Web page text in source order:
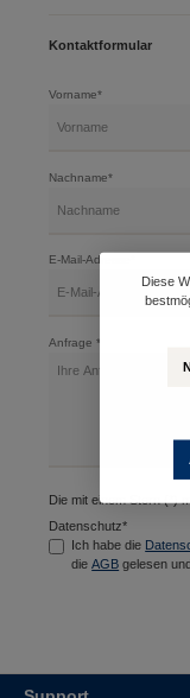
Kontaktformular
Vorname*
Nachname*
E-Mail-Adresse*
Anfrage *
Die mit einem Stern (*)
Datenschutz*
Ich habe die
dieAGB gelesen
Diese